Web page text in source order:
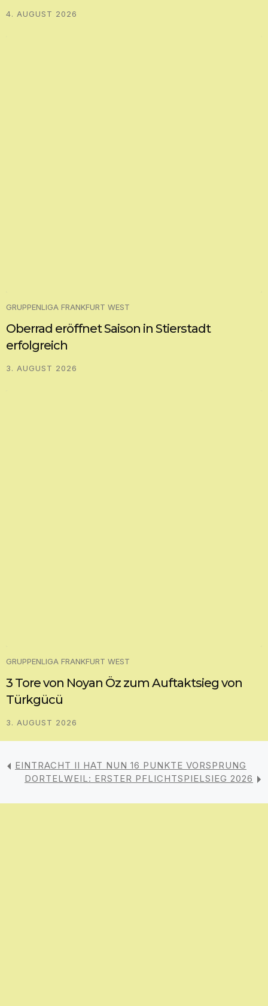
4. AUGUST 2026
GRUPPENLIGA FRANKFURT WEST
Oberrad eröffnet Saison in Stierstadt
erfolgreich
3. AUGUST 2026
GRUPPENLIGA FRANKFURT WEST
3 Tore von Noyan Öz zum Auftaktsieg von
Türkgücü
3. AUGUST 2026
EINTRACHT II HAT NUN 16 PUNKTE VORSPRUNG
DORTELWEIL: ERSTER PFLICHTSPIELSIEG 2026